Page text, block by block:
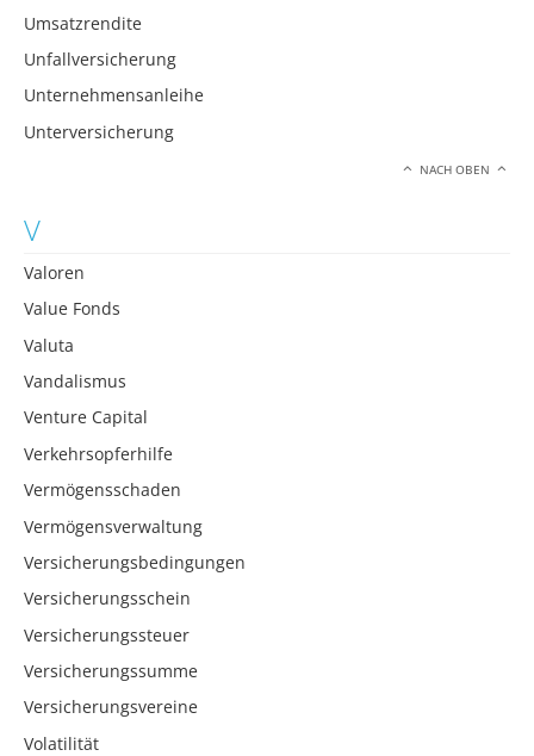
Umsatzrendite
Unfallversicherung
Unternehmensanleihe
Unterversicherung
NACH OBEN
V
Valoren
Value Fonds
Valuta
Vandalismus
Venture Capital
Verkehrsopferhilfe
Vermögensschaden
Vermögensverwaltung
Versicherungsbedingungen
Versicherungsschein
Versicherungssteuer
Versicherungssumme
Versicherungsvereine
Volatilität